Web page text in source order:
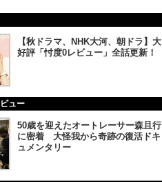
【秋ドラマ、NHK大河、朝ドラ】大
好評「忖度0レビュー」全話更新！
ュー
50歳を迎えたオートレーサー森且行
に密着 大怪我から奇跡の復活ドキ
ュメンタリー